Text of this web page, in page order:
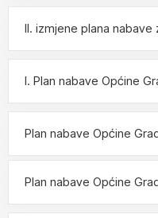
Naručitelj:OPĆINA
nadmetanje"
VATROGASNOG
https://eojn.nn.hr/
id=738163
II. izmjene plana nabave
I. Plan nabave Općine
Plan nabave Općine
Plan nabave Općine